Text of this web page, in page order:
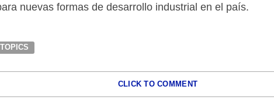
nuevas formas de desarrollo industrial en el país.
CLICK TO COMMENT